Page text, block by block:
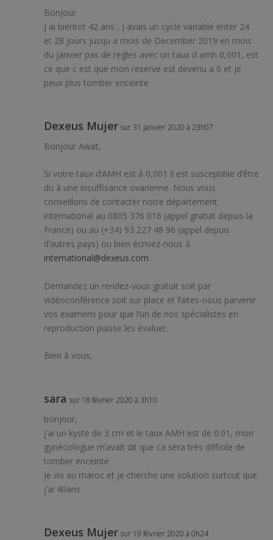
Bonjour
J ai bientot 42 ans , j avais un cycle variable enter 24
et 28 jours jusqu a mois de December 2019 en mois
du janvier pas de regles avec un taux d amh 0,001, est
ce que c est que mon reserve est devenu a 0 et je
peux plus tomber enceinte
Dexeus Mujer sur 31 janvier 2020 à 23h07
Bonjour Awat,
Si votre taux d’AMH est à 0,001 il est susceptible d’être
du à une insuffisance ovarienne. Nous vous
conseillons de contacter notre département
international au 0805 376 016 (appel gratuit depuis la
France) ou au (+34) 93 227 48 96 (appel depuis
d’autres pays) ou bien écrivez-nous à
international@dexeus.com.
Demandez un rendez-vous gratuit soit par
vidéoconférence soit sur place et faites-nous parvenir
vos examens pour que l’un de nos spécialistes en
reproduction puisse les évaluer.
Bien à vous,
sara sur 18 février 2020 à 3h10
bonjour,
j’ai un kyste de 3 cm et le taux AMH est de 0.01, mon
gynécologue m’avait dit que ca sera très difficile de
tomber enceinte
je vis au maroc et je cherche une solution surtout que
j’ai 40ans
Dexeus Mujer sur 19 février 2020 à 0h24